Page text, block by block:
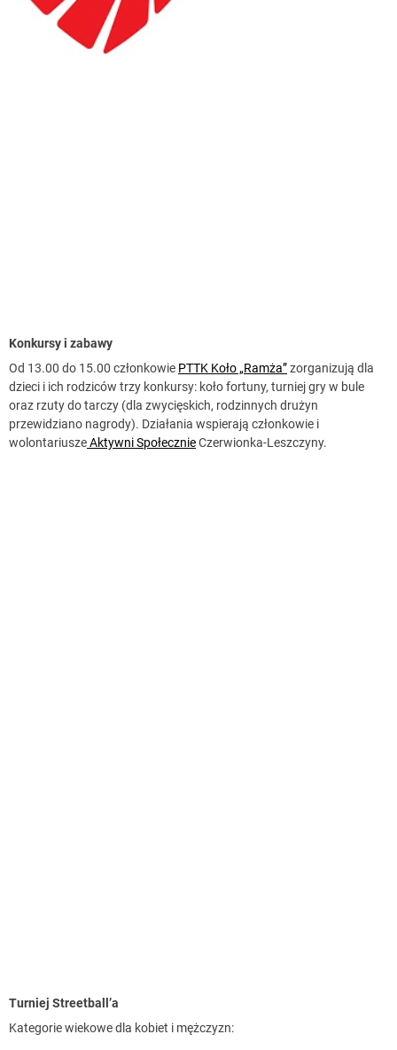
Konkursy i zabawy
Od 13.00 do 15.00 członkowie PTTK Koło „Ramża”zorganizują dla
dzieci i ich rodziców trzy konkursy: koło fortuny, turniej gry w bule
oraz rzuty do tarczy (dla zwycięskich, rodzinnych drużyn
przewidziano nagrody). Działania wspierają członkowie i
wolontariuszeAktywni SpołecznieCzerwionka-Leszczyny.
Turniej Streetball’a
Kategorie wiekowe dla kobiet i mężczyzn: